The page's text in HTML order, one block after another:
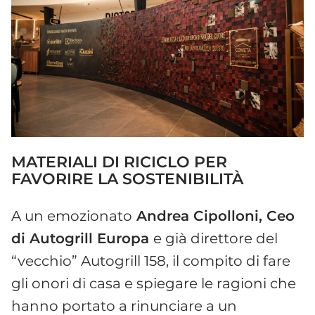
MATERIALI DI RICICLO PER
FAVORIRE LA SOSTENIBILITÀ
A un emozionato Andrea Cipolloni, Ceo
di Autogrill Europa e già direttore del
“vecchio” Autogrill 158, il compito di fare
gli onori di casa e spiegare le ragioni che
hanno portato a rinunciare a un